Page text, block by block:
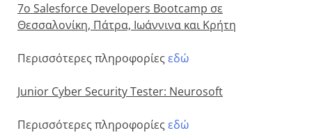
7ο Salesforce Developers Bootcamp σε
Θεσσαλονίκη, Πάτρα, Ιωάννινα και Κρήτη
Περισσότερες πληροφορίες εδώ
Junior Cyber Security Tester: Neurosoft
Περισσότερες πληροφορίες εδώ